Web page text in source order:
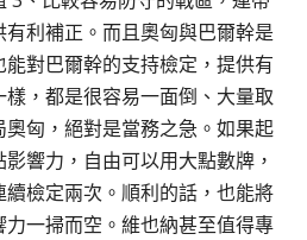
利補正。而且奧匈與巴爾幹是
對巴爾幹的支持檢定，提供有
，都是很容易一面倒、大量取
匈，絕對是當務之急。如果起
響力，自由可以用大點數牌，
檢定兩次。順利的話，也能將
一掃而空。維也納甚至值得專